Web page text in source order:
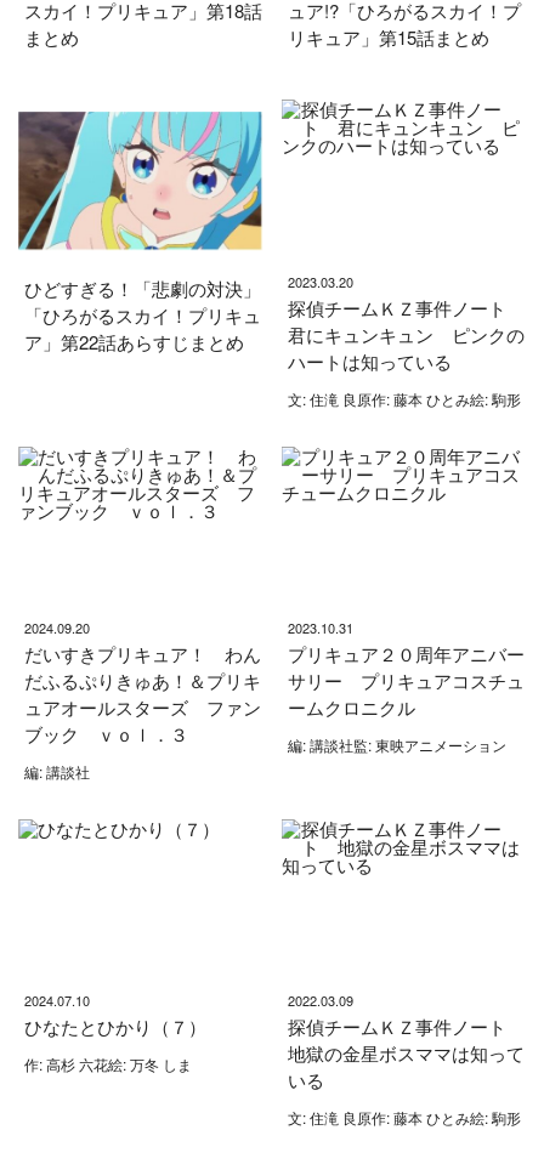
スカイ！プリキュア」第18話
まとめ
ュア!?「ひろがるスカイ！プ
リキュア」第15話まとめ
ひどすぎる！「悲劇の対決」
「ひろがるスカイ！プリキュ
ア」第22話あらすじまとめ
2023.03.20
探偵チームＫＺ事件ノート
君にキュンキュン ピンクの
ハートは知っている
文: 住滝 良原作: 藤本 ひとみ絵: 駒形
2024.09.20
だいすきプリキュア！ わん
だふるぷりきゅあ！＆プリキ
ュアオールスターズ ファン
ブック ｖｏｌ．３
編: 講談社
2023.10.31
プリキュア２０周年アニバー
サリー プリキュアコスチュ
ームクロニクル
編: 講談社監: 東映アニメーション
2024.07.10
ひなたとひかり（７）
作: 高杉 六花絵: 万冬 しま
2022.03.09
探偵チームＫＺ事件ノート
地獄の金星ボスママは知って
いる
文: 住滝 良原作: 藤本 ひとみ絵: 駒形